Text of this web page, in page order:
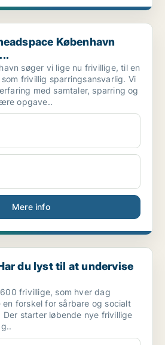
København søger frivillige ...
København
søger vi lige nu frivillige, til en
frivillig sparringsansvarlig. Vi
med samtaler, sparring og
opgave..
Mere info
til at undervise frivilli...
du lyst til at undervise
frivillige, som hver dag
forskel for sårbare og socialt
Der starter løbende nye frivillige